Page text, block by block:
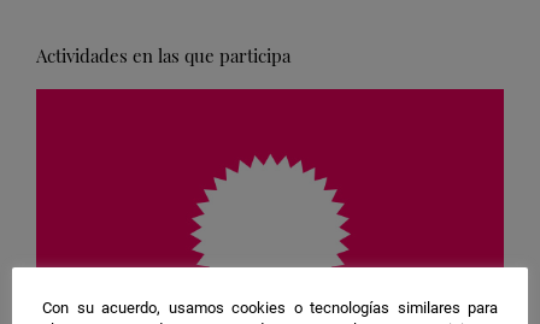
Actividades en las que participa
Con su acuerdo, usamos cookies o tecnologías similares para